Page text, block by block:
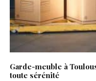
Garde-meuble à
toute sérénité